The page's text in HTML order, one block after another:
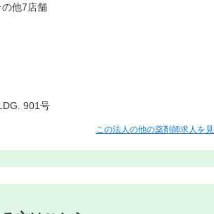
他7店舗
901号
この法人の他の薬剤師求人を